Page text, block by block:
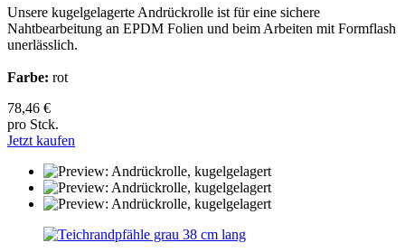
Unsere kugelgelagerte Andrückrolle ist für eine sichere
Nahtbearbeitung an EPDM Folien und beim Arbeiten mit Formflash
unerlässlich.
Farbe: rot
78,46 €
pro Stck.
Jetzt kaufen